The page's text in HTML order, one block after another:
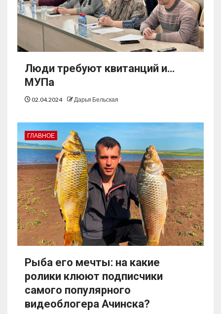
Люди требуют квитанций и…
МУПа
02.04.2024 Дарья Бельская
ГЛАВНОЕ
Рыба его мечты: на какие
ролики клюют подписчики
самого популярного
видеоблогера Ачинска?